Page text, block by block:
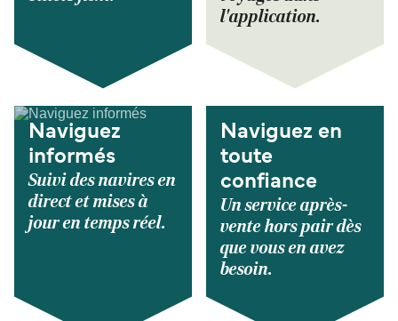
l'application.
Naviguez
informés
Suivi des navires en
direct et mises à
jour en temps réel.
Naviguez en
toute
confiance
Un service après-
vente hors pair dès
que vous en avez
besoin.